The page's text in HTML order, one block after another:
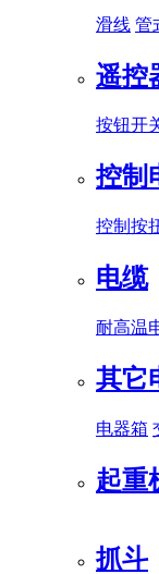
滑线 管
遥控
按钮开
控制
控制按
电缆
耐高温
其它
电器箱
起重
抓斗